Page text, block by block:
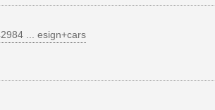
... esign+cars